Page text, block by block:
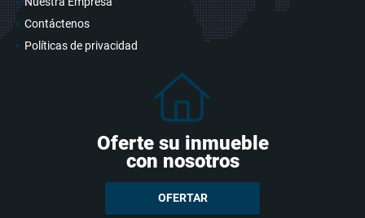
Contáctenos
Políticas de privacidad
Oferte su inmueble
con nosotros
OFERTAR